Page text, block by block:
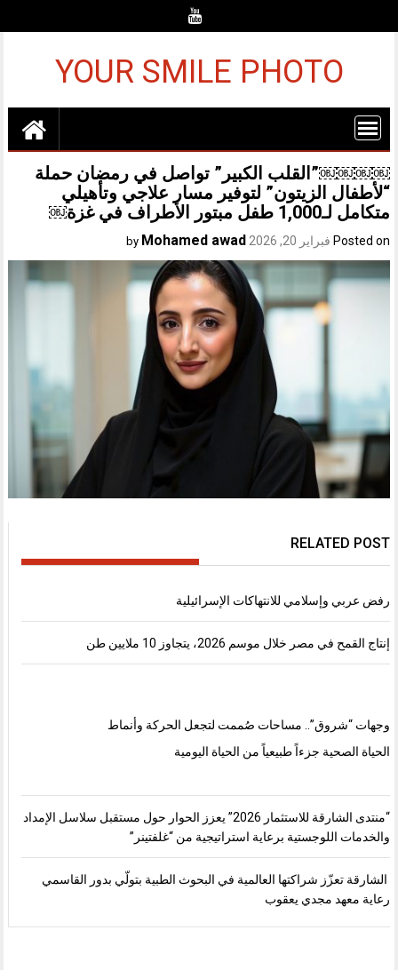
YOUR SMILE PHOTO
￼￼￼￼”القلب الكبير” تواصل في رمضان حملة
“لأطفال الزيتون” لتوفير مسار علاجي وتأهيلي
متكامل لـ1,000 طفل مبتور الأطراف في غزة￼
Posted on فبراير 20, 2026 Mohamed awad
RELATED POST
رفض عربي وإسلامي للانتهاكات الإسرائيلية
إنتاج القمح في مصر خلال موسم 2026، يتجاوز 10 ملايين طن
وجهات “شروق”.. مساحات صُممت لتجعل الحركة وأنماط
الحياة الصحية جزءاً طبيعياً من الحياة اليومية
“منتدى الشارقة للاستثمار 2026” يعزز الحوار حول مستقبل سلاسل الإمداد
والخدمات اللوجستية برعاية استراتيجية من “غلفتينر”
الشارقة تعزّز شراكتها العالمية في البحوث الطبية بتولّي بدور القاسمي
رعاية معهد مجدي يعقوب